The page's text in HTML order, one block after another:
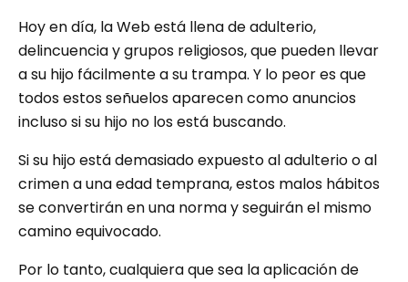
Hoy en día, la Web está llena de adulterio,
delincuencia y grupos religiosos, que pueden llevar
a su hijo fácilmente a su trampa. Y lo peor es que
todos estos señuelos aparecen como anuncios
incluso si su hijo no los está buscando.
Si su hijo está demasiado expuesto al adulterio o al
crimen a una edad temprana, estos malos hábitos
se convertirán en una norma y seguirán el mismo
camino equivocado.
Por lo tanto, cualquiera que sea la aplicación de